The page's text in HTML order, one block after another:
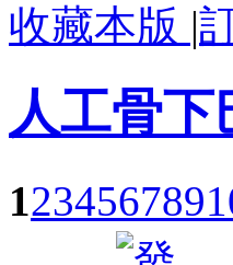
收藏本版 |
人工骨下
123456789